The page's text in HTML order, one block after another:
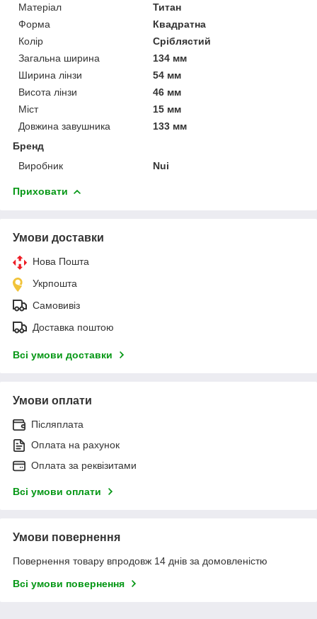
Матеріал
Титан
Форма
Квадратна
Колір
Сріблястий
Загальна ширина
134 мм
Ширина лінзи
54 мм
Висота лінзи
46 мм
Міст
15 мм
Довжина завушника
133 мм
Бренд
Виробник
Nui
Приховати
Умови доставки
Нова Пошта
Укрпошта
Самовивіз
Доставка поштою
Всі умови доставки
Умови оплати
Післяплата
Оплата на рахунок
Оплата за реквізитами
Всі умови оплати
Умови повернення
Повернення товару впродовж 14 днів за домовленістю
Всі умови повернення